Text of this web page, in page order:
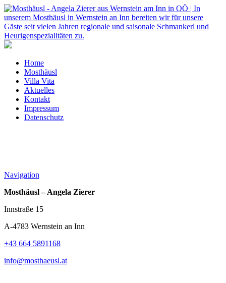
Home
Mosthäusl
Villa Vita
Aktuelles
Kontakt
Impressum
Datenschutz
Navigation
Mosthäusl – Angela Zierer
Innstraße 15
A-4783 Wernstein an Inn
+43 664 5891168
info@mosthaeusl.at